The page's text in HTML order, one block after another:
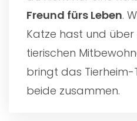
Freund fürs Leben.
Katze hast und über
tierischen
bringt das
beide zusammen.